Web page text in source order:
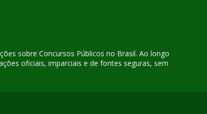
sobre Concursos Públicos no Brasil. Ao longo
oficiais, imparciais e de fontes seguras, sem